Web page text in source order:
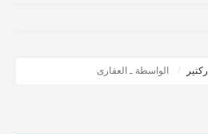
الواسطة ـ العقارى